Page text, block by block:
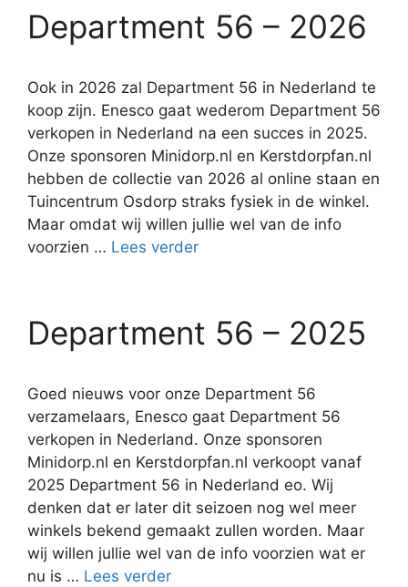
Department 56 – 2026
Ook in 2026 zal Department 56 in Nederland te
koop zijn. Enesco gaat wederom Department 56
verkopen in Nederland na een succes in 2025.
Onze sponsoren Minidorp.nl en Kerstdorpfan.nl
hebben de collectie van 2026 al online staan en
Tuincentrum Osdorp straks fysiek in de winkel.
Maar omdat wij willen jullie wel van de info
voorzien … Lees verder
Department 56 – 2025
Goed nieuws voor onze Department 56
verzamelaars, Enesco gaat Department 56
verkopen in Nederland. Onze sponsoren
Minidorp.nl en Kerstdorpfan.nl verkoopt vanaf
2025 Department 56 in Nederland eo. Wij
denken dat er later dit seizoen nog wel meer
winkels bekend gemaakt zullen worden. Maar
wij willen jullie wel van de info voorzien wat er
nu is … Lees verder